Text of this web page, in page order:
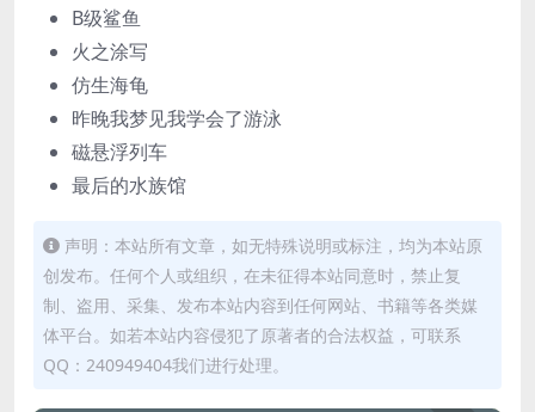
B级鲨鱼
火之涂写
仿生海龟
昨晚我梦见我学会了游泳
磁悬浮列车
最后的水族馆
声明：本站所有文章，如无特殊说明或标注，均为本站原
创发布。任何个人或组织，在未征得本站同意时，禁止复
制、盗用、采集、发布本站内容到任何网站、书籍等各类媒
体平台。如若本站内容侵犯了原著者的合法权益，可联系
QQ：240949404我们进行处理。